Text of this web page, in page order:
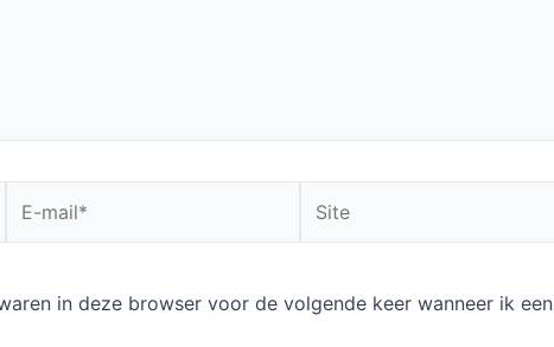
mail*
in deze browser voor de volgende keer wanneer ik een